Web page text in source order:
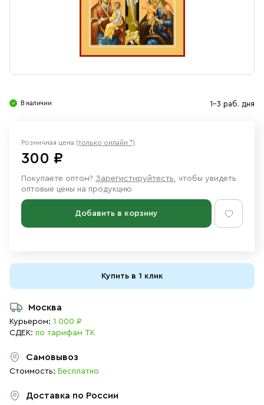
Ювелирные изделия
В наличии 1-3 раб. дня
Розничная цена (только онлайн *)
300 ₽
Покупаете оптом? Зарегистируйтесть, чтобы увидеть
оптовые цены на продукцию
Добавить в корзину
Купить в 1 клик
Москва
Курьером: 1 000 ₽
СДЕК: по тарифам ТК
Самовывоз
Стоимость: Бесплатно
Доставка по России